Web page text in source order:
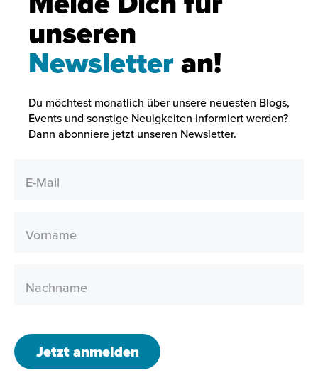
unseren
Newsletteran!
Du möchtest monatlich über unsere neuesten Blogs,
Events und sonstige Neuigkeiten informiert werden?
Dann abonniere jetzt unseren Newsletter.
E-Mail
Vorname
Nachname
Jetzt anmelden